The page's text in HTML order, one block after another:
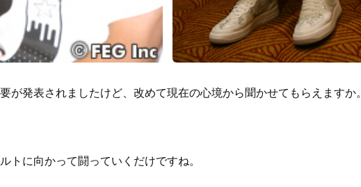
発表されましたけど、改めて現在の心境から聞かせてもらえますか。
トに向かって闘っていくだけですね。